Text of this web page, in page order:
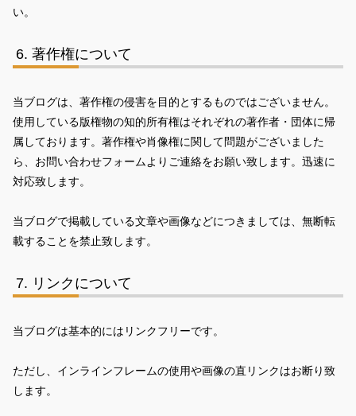
い。
著作権について
当ブログは、著作権の侵害を目的とするものではございません。
使用している版権物の知的所有権はそれぞれの著作者・団体に帰
属しております。著作権や肖像権に関して問題がございました
ら、お問い合わせフォームよりご連絡をお願い致します。迅速に
対応致します。
当ブログで掲載している文章や画像などにつきましては、無断転
載することを禁止致します。
リンクについて
当ブログは基本的にはリンクフリーです。
ただし、インラインフレームの使用や画像の直リンクはお断り致
します。